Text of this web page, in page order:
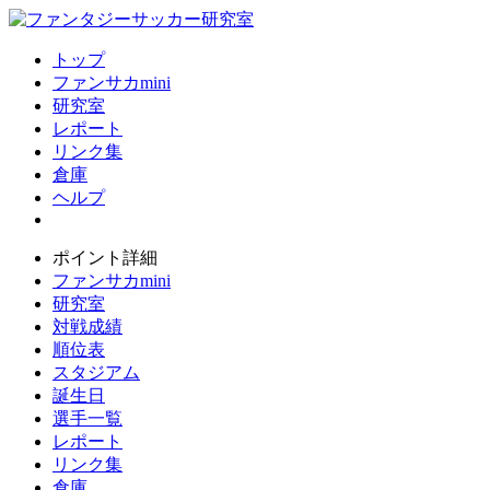
トップ
ファンサカmini
研究室
レポート
リンク集
倉庫
ヘルプ
ポイント詳細
ファンサカmini
研究室
対戦成績
順位表
スタジアム
誕生日
選手一覧
レポート
リンク集